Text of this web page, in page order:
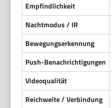
Empfindlichkeit
Nachtmodus / IR
Bewegungserkennung
Push-Benachrichtigungen
Videoqualität
Reichweite / Verbindung